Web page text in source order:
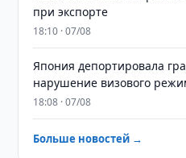
при экспорте
18:10 · 07/08
Япония депортировала
нарушение визового
18:08 · 07/08
Больше новостей →